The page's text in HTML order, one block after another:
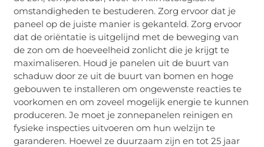
omstandigheden te bestuderen. Zorg ervoor dat je
paneel op de juiste manier is gekanteld. Zorg ervoor
dat de oriëntatie is uitgelijnd met de beweging van
de zon om de hoeveelheid zonlicht die je krijgt te
maximaliseren. Houd je panelen uit de buurt van
schaduw door ze uit de buurt van bomen en hoge
gebouwen te installeren om ongewenste reacties te
voorkomen en om zoveel mogelijk energie te kunnen
produceren. Je moet je zonnepanelen reinigen en
fysieke inspecties uitvoeren om hun welzijn te
garanderen. Hoewel ze duurzaam zijn en tot 25 jaar